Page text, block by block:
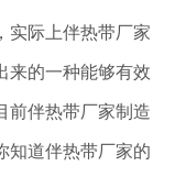
际上伴热带厂家
来的一种能够有效
前伴热带厂家制造
知道伴热带厂家的